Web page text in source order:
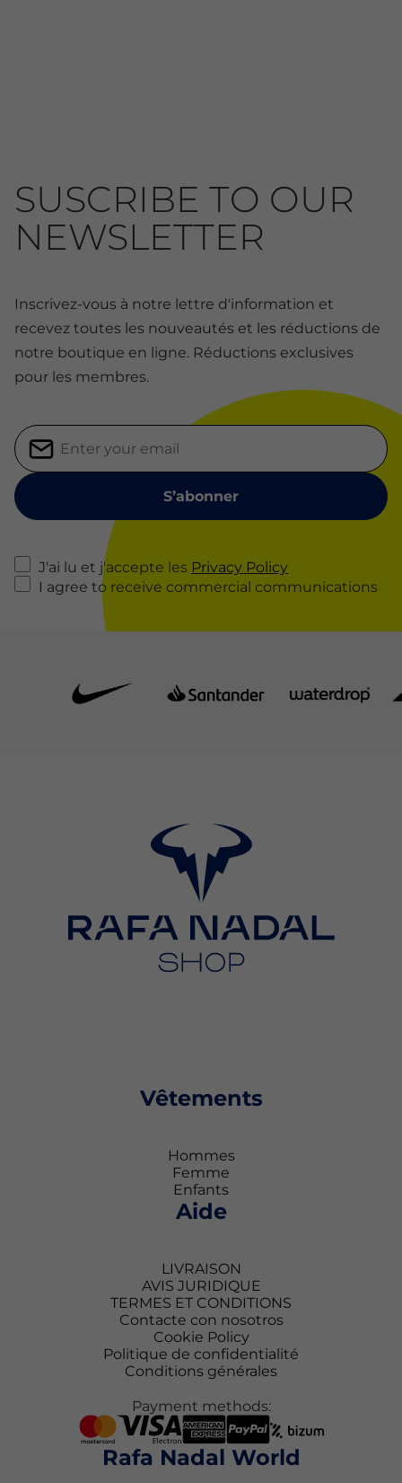
SUSCRIBE TO OUR
NEWSLETTER
Inscrivez-vous à notre lettre d'information et
recevez toutes les nouveautés et les réductions de
notre boutique en ligne. Réductions exclusives
pour les membres.
J'ai lu et j'accepte les Privacy Policy
I agree to receive commercial communications
Vêtements
Hommes
Femme
Enfants
Aide
LIVRAISON
AVIS JURIDIQUE
TERMES ET CONDITIONS
Contacte con nosotros
Cookie Policy
Politique de confidentialité
Conditions générales
Payment methods:
Rafa Nadal World